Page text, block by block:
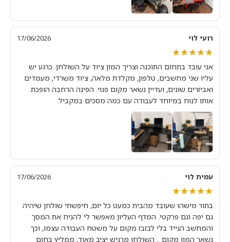
רועי לוי 17/06/2026
★★★★★
★★★★★
אני עובד בתחום התוכנה וצריך המון ציוד על השולחן. כרגע יש
עליו שני מחשבים, טלפון, מקלדת מלאה, ציוד משרדי, מעמדים
ואביזרים שונים, ועדיין נשאר מקום פנוי. הפינה הרחבה הופכת
אותו לנוח במיוחד לעבודה עם כמה מסכים במקביל.
עמית לוי 17/06/2026
★★★★★
★★★★★
בתור מישהו שעובד מהבית כמעט כל יום, חיפשתי שולחן שיהיה
גם יפה וגם פרקטי. המדף העליון מאפשר לי להניח את המסך
והמחשב הנייד בלי לבזבז מקום על משטח העבודה עצמו, וכך
נשאר המון מקום .. השולחן מרגיש יציב מאוד, ממליץ בחום